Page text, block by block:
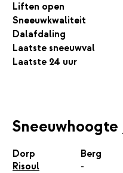
Liften open
Sneeuwkwaliteit
Dalafdaling
Laatste sneeuwval
Laatste 24 uur
Sneeuwhoogte
Dorp Berg
Risoul
-